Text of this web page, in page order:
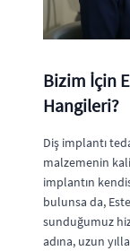
Bizim İçin
Hangileri?
Diş implantı
malzemenin
implantın
bulunsa da,
sunduğumuz
adına, uzun